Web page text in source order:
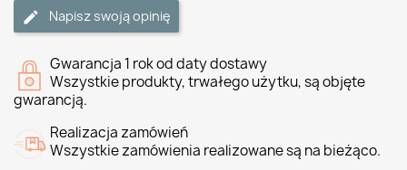
Napisz swoją opinię
Gwarancja 1 rok od daty dostawy
Wszystkie produkty, trwałego użytku, są objęte
gwarancją.
Realizacja zamówień
Wszystkie zamówienia realizowane są na bieżąco.